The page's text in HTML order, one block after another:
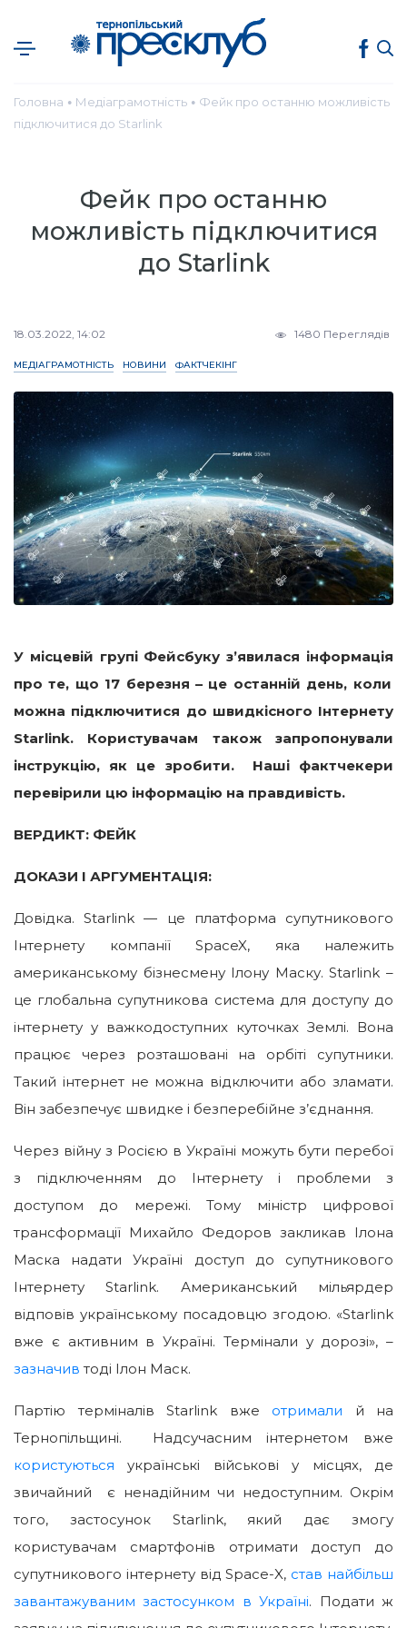
Головна ● Медіаграмотність ● Фейк про останню можливість
підключитися до Starlink
Фейк про останню
можливість підключитися
до Starlink
18.03.2022, 14:02 1480 Переглядів
МЕДІАГРАМОТНІСТЬ НОВИНИ ФАКТЧЕКІНГ
У місцевій групі Фейсбуку з’явилася інформація
про те, що 17 березня – це останній день, коли
можна підключитися до швидкісного Інтернету
Starlink. Користувачам також запропонували
інструкцію, як це зробити. Наші фактчекери
перевірили цю інформацію на правдивість.
ВЕРДИКТ: ФЕЙК
ДОКАЗИ І АРГУМЕНТАЦІЯ:
Довідка. Starlink — це платформа супутникового
Інтернету компанії SpaceX, яка належить
американському бізнесмену Ілону Маску. Starlink –
це глобальна супутникова система для доступу до
інтернету у важкодоступних куточках Землі. Вона
працює через розташовані на орбіті супутники.
Такий інтернет не можна відключити або зламати.
Він забезпечує швидке і безперебійне з’єднання.
Через війну з Росією в Україні можуть бути перебої
з підключенням до Інтернету і проблеми з
доступом до мережі. Тому міністр цифрової
трансформації Михайло Федоров закликав Ілона
Маска надати Україні доступ до супутникового
Інтернету Starlink. Американський мільярдер
відповів українському посадовцю згодою. «Starlink
вже є активним в Україні. Термінали у дорозі», –
зазначив тоді Ілон Маск.
Партію терміналів Starlink вже отримали й на
Тернопільщині. Надсучасним інтернетом вже
користуються українські військові у місцях, де
звичайний є ненадійним чи недоступним. Окрім
того, застосунок Starlink, який дає змогу
користувачам смартфонів отримати доступ до
супутникового інтернету від Space-X, став найбільш
завантажуваним застосунком в Україні. Подати ж